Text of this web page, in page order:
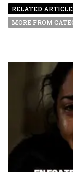
RELATED
MORE FROM